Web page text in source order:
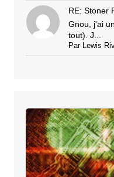
RE: Stoner
Gnou, j'ai
tout). J...
Par Lewis
NMS
–
Woe
To
Thee